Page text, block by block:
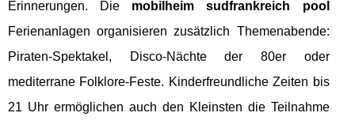
Erinnerungen. Die mobilheim sudfrankreich pool
Ferienanlagen organisieren zusätzlich Themenabende:
Piraten-Spektakel, Disco-Nächte der 80er oder
mediterrane Folklore-Feste. Kinderfreundliche Zeiten bis
21 Uhr ermöglichen auch den Kleinsten die Teilnahme